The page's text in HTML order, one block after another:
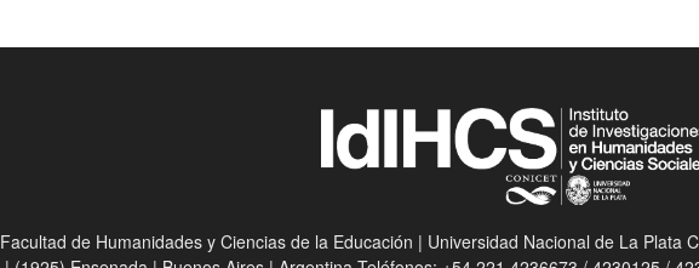
Facultad de Humanidades y Ciencias de la Educación | Universidad Nacional de La Plata